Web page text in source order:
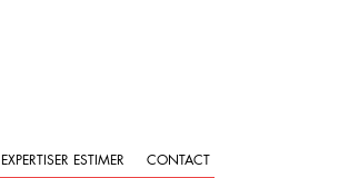
EXPERTISER ESTIMER CONTACT